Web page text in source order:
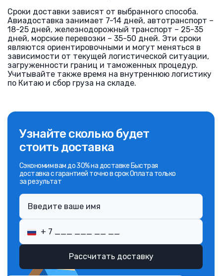
Сроки доставки зависят от выбранного способа.
Авиадоставка занимает 7-14 дней, автотранспорт –
18-25 дней, железнодорожный транспорт – 25-35
дней, морские перевозки – 35-50 дней. Эти сроки
являются ориентировочными и могут меняться в
зависимости от текущей логистической ситуации,
загруженности границ и таможенных процедур.
Учитывайте также время на внутреннюю логистику
по Китаю и сбор груза на складе.
Узнайте сколько будет
стоить доставка
Сэкономим вам до 30% на доставке Быстрая
доставка с гарантией точно в срок Оплата только
за результат
Рассчитать доставку